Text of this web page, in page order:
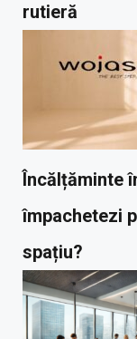
rutieră
Încălțăminte
împachetezi
spațiu?